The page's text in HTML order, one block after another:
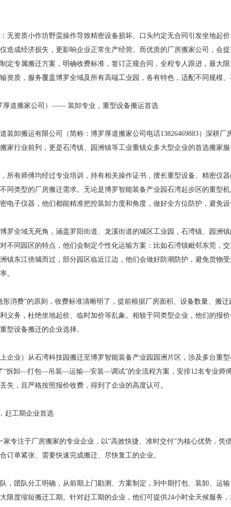
无资质小作坊野蛮操作导致精密设备损坏、口头约定无合同引发坐地起价
成经济损失，更影响企业正常生产经营。而优质的厂房搬家公司，会提
定专属搬迁方案，明确收费标准，签订正规合同，全程专人跟进，最大
资质，服务覆盖博罗全域及所有高端工业园，各有特色，适配不同规模、
厚道搬家公司）—— 装卸专业，重型设备搬运首选
装卸搬运有限公司（简称：博罗厚道搬家公司电话13826469883）深耕厂
家行业前列，更是石湾镇、园洲镇等工业重镇众多大型企业的首选搬家服
所有师傅均经过专业培训，持有相关操作证书，擅长重型设备、精密仪
同类型的厂房搬迁需求。无论是博罗智能装备产业园石湾起步区的重型
电子仪器，他们都能精准把控装卸力度和角度，做好全方位防护，避免设
罗全域无死角，涵盖罗阳街道、龙溪街道的城区工业园，石湾镇、园洲
不同园区的特点，他们会制定个性化运输方案：比如石湾镇毗邻东莞，
镇东江傍城而过，部分园区临近江边，他们会做好防潮防护，避免货物
。
消费”的原则，收费标准清晰明了，提前根据厂房面积、设备数量、搬
义务，杜绝坐地起价、临时加价等乱象。相较于同类型企业，他们的报
型设备搬迁的企业选择。
企业）从石湾科技园搬迁至博罗智能装备产业园园洲片区，涉及多台重
“拆卸—打包—吊装—运输—安装—调试”的全流程方案，安排12名专业师
失，且严格按照报价收费，得到了企业的高度认可。
赶工期企业首选
家专注于厂房搬家的专业企业，以“高效快捷、准时交付”为核心优势，凭
订单紧张、需要快速完成搬迁、尽快复工的企业。
，团队分工明确，从前期上门勘测、方案制定，到中期打包、装卸、运输
限度缩短搬迁工期。针对赶工期的企业，他们可提供24小时全天候服务